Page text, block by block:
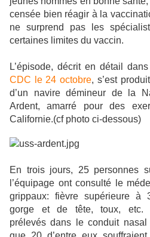
censée bien réagir à la
ne surprend pas les
certaines limites du vaccin.
L’épisode, décrit en détail
CDC le 24 octobre, s’est
d’un navire démineur de la
Ardent, amarré pour des
Californie.(cf photo ci-dessous)
En trois jours, 25 personnes
l’équipage ont consulté le
grippaux: fièvre supérieure à
gorge et de tête, toux, etc.
prélevés dans le conduit